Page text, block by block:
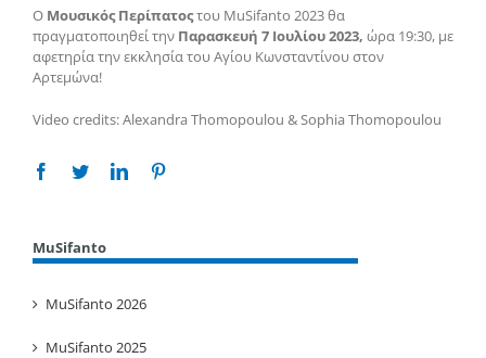
Ο Μουσικός Περίπατοςτου MuSifanto 2023 θα
πραγματοποιηθεί την Παρασκευή 7 Ιουλίου 2023, ώρα 19:30, με
αφετηρία την εκκλησία του Αγίου Κωνσταντίνου στον
Αρτεμώνα!
Video credits: Alexandra Thomopoulou & Sophia Thomopoulou
Facebook
TwitterLinkedin
MuSifanto
MuSifanto 2026
MuSifanto 2025